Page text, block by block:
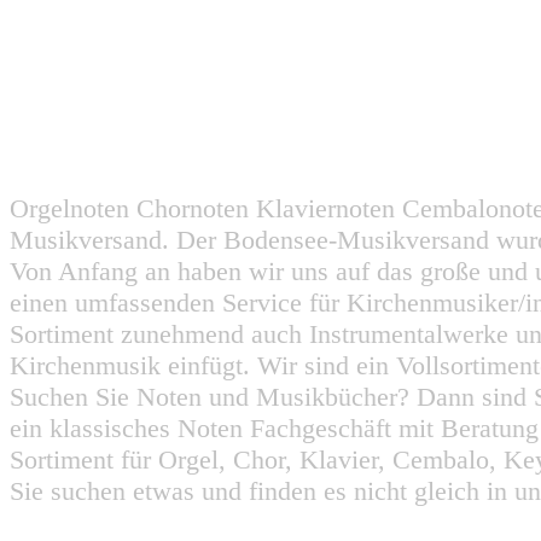
Orgelnoten Chornoten Klaviernoten
Musikversand. Der Bodensee-Musikversand
Von Anfang an haben wir uns auf das große
einen umfassenden Service für
Sortiment zunehmend auch Instrumentalwerke
Kirchenmusik einfügt. Wir sind ein
Suchen Sie Noten und Musikbücher? Dann
ein klassisches Noten Fachgeschäft mit
Sortiment für Orgel, Chor, Klavier, Cembalo,
Sie suchen etwas und finden es nicht gleich in